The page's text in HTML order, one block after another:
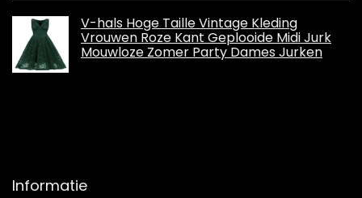
V-hals Hoge Taille Vintage Kleding
Vrouwen Roze Kant Geplooide Midi Jurk
Mouwloze Zomer Party Dames Jurken
Informatie